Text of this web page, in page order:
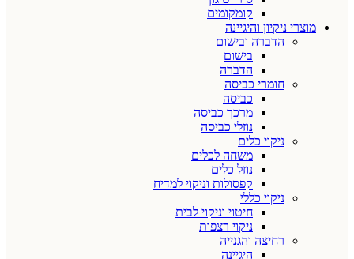
קומקומים
מוצרי ניקיון והיגיינה
הדברה ובישום
בישום
הדברה
חומרי כביסה
כביסה
מרכך כביסה
נוזלי כביסה
ניקוי כלים
משחה לכלים
נוזל כלים
קפסולות וניקוי למדיח
ניקוי כללי
חיטוי וניקוי לבית
ניקוי רצפות
רחיצה והגנייה
היגיינה